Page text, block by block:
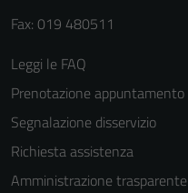
Fax: 019 480511
Leggi le FAQ
Prenotazione appuntamento
Segnalazione disservizio
Richiesta assistenza
Amministrazione trasparente